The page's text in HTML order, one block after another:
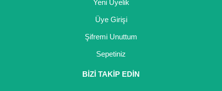
Yeni Üyelik
Üye Girişi
Şifremi Unuttum
Sepetiniz
BİZİ TAKİP EDİN